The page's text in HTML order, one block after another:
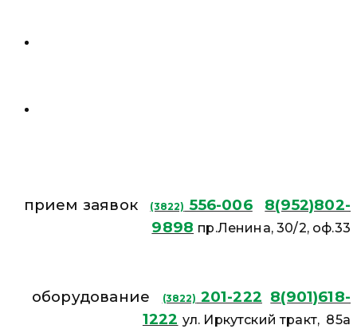
прием заявок (3822) 556-006
8(952)802-
9898 пр.Ленина, 30/2, оф.33
оборудование (3822) 201-222 8(901)618-
1222 ул. Иркутский тракт, 85а